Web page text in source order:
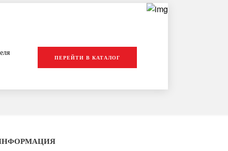
ПЕРЕЙТИ В КАТАЛОГ